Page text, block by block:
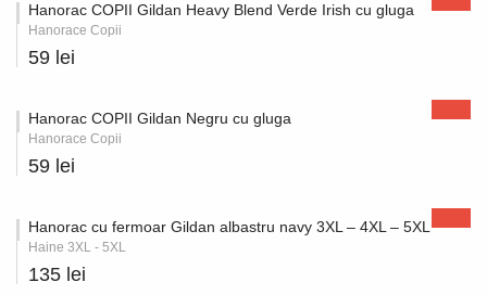
Hanorac COPII Gildan Heavy Blend Verde Irish cu gluga
Hanorace Copii
59 lei
Hanorac COPII Gildan Negru cu gluga
Hanorace Copii
59 lei
Hanorac cu fermoar Gildan albastru navy 3XL – 4XL – 5XL
Haine 3XL - 5XL
135 lei